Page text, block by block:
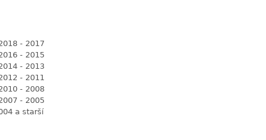
- 2017
- 2015
- 2013
- 2011
- 2008
- 2005
a starší